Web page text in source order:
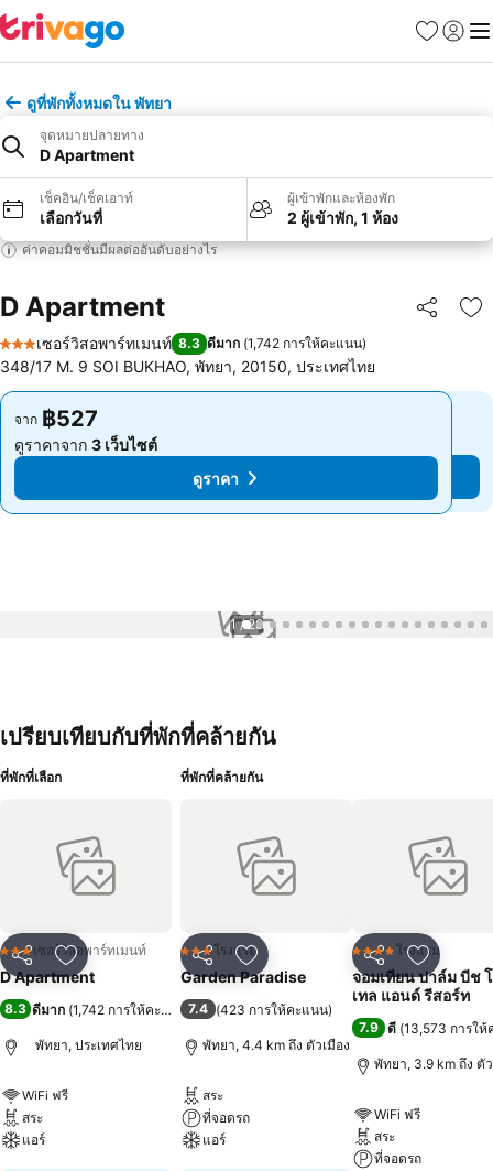
รายการโป
เข้าสู่ร
เมนู
ดูที่พักทั้งหมดใน พัทยา
จุดหมายปลายทาง
D Apartment
เช็คอิน/เช็คเอาท์
เลือกวันที่
ผู้เข้าพักและห้องพัก
2 ผู้เข้าพัก, 1 ห้อง
ค่าคอมมิชชั่นมีผลต่ออันดับอย่างไร
D Apartment แชร์
เ
3 ดาว
เซอร์วิสอพาร์ทเมนท์ 8.3 ดีมาก (1,742 การให้คะแนน)
348/17 M. 9 SOI BUKHAO, พัทยา, 20150, ประเทศไทย
จาก ฿527
ดูราคาจาก 3 เว็บไซต์
ดูราคา
จาก ฿527
ดูราคาจาก 3 เว็บไซต์
ดูราคา
1 / 28
เปรียบเทียบกับที่พักที่คล้ายกัน
ที่พักที่เลือก
แชร์ เพิ่มในรายการโปรด
3 ดาวเซอร์วิสอพาร์ทเมนท์
D Apartment
8.3 ดีมาก (1,742 การให้คะแนน )
พัทยา, ประเทศไทย
WiFi ฟรี
สระ
แอร์
ที่พักที่คล้ายกัน
แชร์ เพิ่มในรายการโปรด
3 ดาวโรงแรม
Garden Paradise
7.4 (423 การให้คะแนน)
พัทยา, 4.4 km ถึง ตัวเมือง
สระ
ที่จอดรถ
แอร์
แชร์ เพิ่มในรา
4 ดาว โรงแรม
จอมเทียน ปาล์ม บีช
เทล แอนด์ รีสอร์ท
7.9 ดี (13,573 การให้
พัทยา, 3.9 km ถึง ตั
WiFi ฟรี
สระ
ที่จอดรถ